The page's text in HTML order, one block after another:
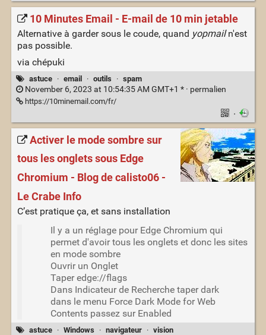
10 Minutes Email - E-mail de 10 min jetable
Alternative à garder sous le coude, quand yopmailn'est
pas possible.
via chépuki
astuce · email · outils · spam
November 6, 2023 at 10:54:35 AM GMT+1 * · permalien
https://10minemail.com/fr/
·
Activer le mode sombre sur
tous les onglets sous Edge
Chromium - Blog de calisto06 -
Le Crabe Info
C’est pratique ça, et sans installation
Il y a un réglage pour Edge Chromium qui
permet d'avoir tous les onglets et donc les sites
en mode sombre
Ouvrir un Onglet
Taper edge://flags
Dans Indicateur de Recherche taper dark
dans le menu Force Dark Mode for Web
Contents passez sur Enabled
astuce · Windows · navigateur · vision